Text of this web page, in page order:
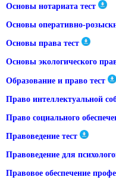
Основы нотариата тест
Основы оперативно-
Основы права тест
Основы экологического
Образование и право тест
Право интеллектуальной
Право социального
Правоведение тест
Правоведение для
Правовое обеспечение